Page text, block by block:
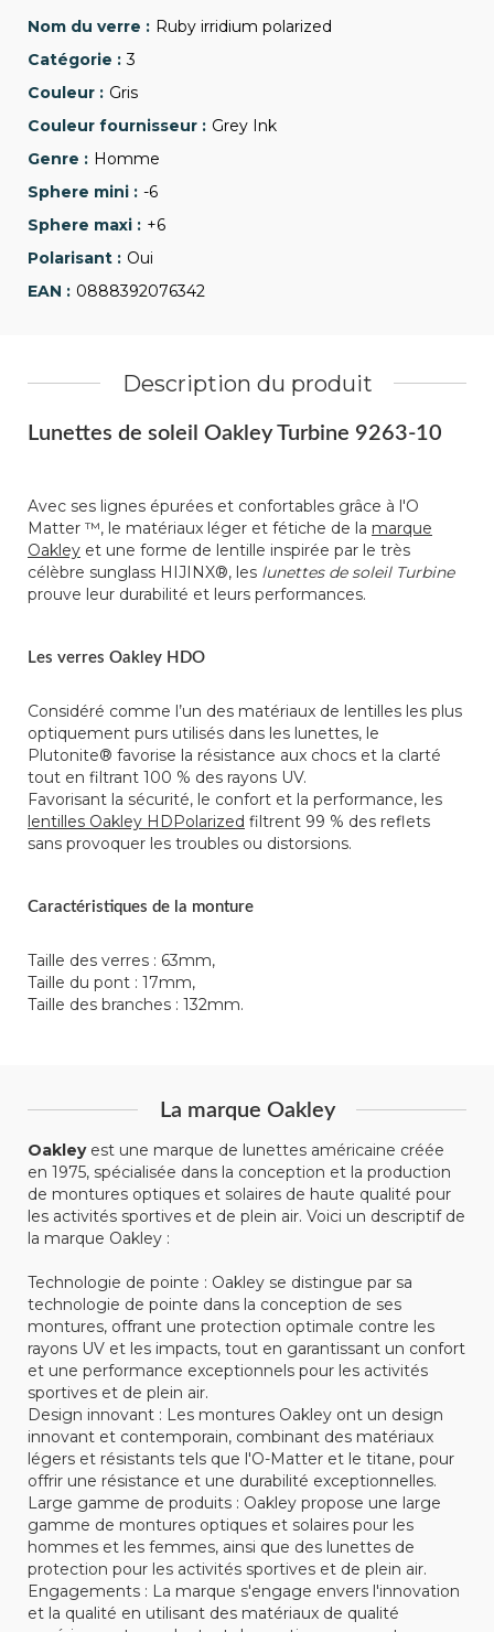
Ruby irridium polarized
3
Gris
Grey Ink
Homme
-6
+6
Oui
0888392076342
Description du produit
Lunettes de soleil Oakley Turbine 9263-10
Avec ses lignes épurées et confortables grâce à l'O
Matter ™, le matériaux léger et fétiche de la marque
Oakley et une forme de lentille inspirée par le très
célèbre sunglass HIJINX®, les lunettes de soleil Turbine
prouve leur durabilité et leurs performances.
Les verres Oakley HDO
Considéré comme l’un des matériaux de lentilles les plus
optiquement purs utilisés dans les lunettes, le
Plutonite® favorise la résistance aux chocs et la clarté
tout en filtrant 100 % des rayons UV.
Favorisant la sécurité, le confort et la performance, les
lentilles Oakley HDPolarized filtrent 99 % des reflets
sans provoquer les troubles ou distorsions.
Caractéristiques de la monture
Taille des verres : 63mm,
Taille du pont : 17mm,
Taille des branches : 132mm.
La marque Oakley
Oakleyest une marque de lunettes américaine créée
en 1975, spécialisée dans la conception et la production
de montures optiques et solaires de haute qualité pour
les activités sportives et de plein air. Voici un descriptif de
la marque Oakley :
Technologie de pointe : Oakley se distingue par sa
technologie de pointe dans la conception de ses
montures, offrant une protection optimale contre les
rayons UV et les impacts, tout en garantissant un confort
et une performance exceptionnels pour les activités
sportives et de plein air.
Design innovant : Les montures Oakley ont un design
innovant et contemporain, combinant des matériaux
légers et résistants tels que l'O-Matter et le titane, pour
offrir une résistance et une durabilité exceptionnelles.
Large gamme de produits : Oakley propose une large
gamme de montures optiques et solaires pour les
hommes et les femmes, ainsi que des lunettes de
protection pour les activités sportives et de plein air.
Engagements : La marque s'engage envers l'innovation
et la qualité en utilisant des matériaux de qualité